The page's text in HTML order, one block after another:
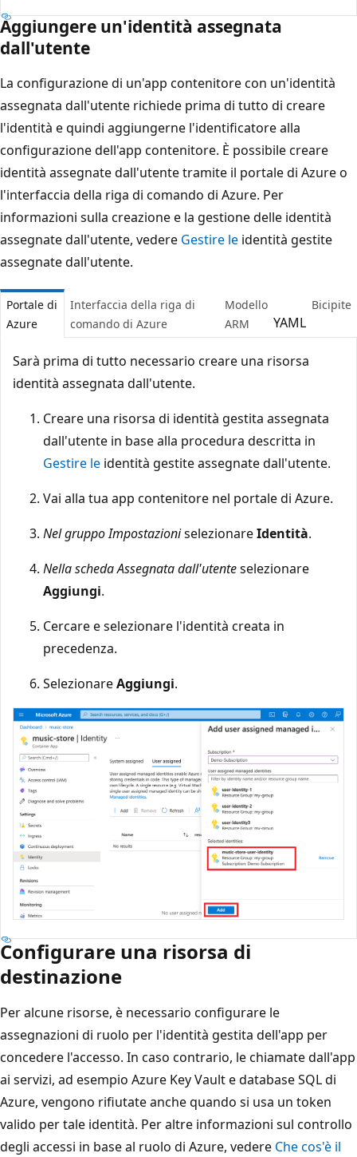
Aggiungere un'identità assegnata
dall'utente
La configurazione di un'app contenitore con un'identità
assegnata dall'utente richiede prima di tutto di creare
l'identità e quindi aggiungerne l'identificatore alla
configurazione dell'app contenitore. È possibile creare
identità assegnate dall'utente tramite il portale di Azure o
l'interfaccia della riga di comando di Azure. Per
informazioni sulla creazione e la gestione delle identità
assegnate dall'utente, vedere Gestire le identità gestite
assegnate dall'utente.
Portale di
Azure
Interfaccia della riga di
comando di Azure
Modello
ARM
YAML
Bicipite
Sarà prima di tutto necessario creare una risorsa
identità assegnata dall'utente.
Creare una risorsa di identità gestita assegnata
dall'utente in base alla procedura descritta in
Gestire le identità gestite assegnate dall'utente.
Vai alla tua app contenitore nel portale di Azure.
Nel gruppo ImpostazioniselezionareIdentità.
Nella scheda Assegnata dall'utenteselezionare
Aggiungi.
Cercare e selezionare l'identità creata in
precedenza.
SelezionareAggiungi.
Configurare una risorsa di
destinazione
Per alcune risorse, è necessario configurare le
assegnazioni di ruolo per l'identità gestita dell'app per
concedere l'accesso. In caso contrario, le chiamate dall'app
ai servizi, ad esempio Azure Key Vault e database SQL di
Azure, vengono rifiutate anche quando si usa un token
valido per tale identità. Per altre informazioni sul controllo
degli accessi in base al ruolo di Azure, vedere Che cos'è il